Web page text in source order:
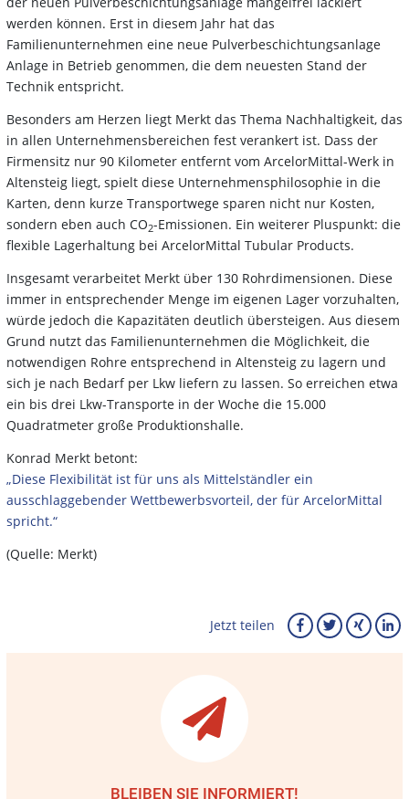
werden können. Erst in diesem Jahr hat das
Familienunternehmen eine neue Pulverbeschichtungsanlage
Anlage in Betrieb genommen, die dem neuesten Stand der
Technik entspricht.
Besonders am Herzen liegt Merkt das Thema Nachhaltigkeit, das
in allen Unternehmensbereichen fest verankert ist. Dass der
Firmensitz nur 90 Kilometer entfernt vom ArcelorMittal-Werk in
Altensteig liegt, spielt diese Unternehmensphilosophie in die
Karten, denn kurze Transportwege sparen nicht nur Kosten,
sondern eben auch CO2-Emissionen. Ein weiterer Pluspunkt: die
flexible Lagerhaltung bei ArcelorMittal Tubular Products.
Insgesamt verarbeitet Merkt über 130 Rohrdimensionen. Diese
immer in entsprechender Menge im eigenen Lager vorzuhalten,
würde jedoch die Kapazitäten deutlich übersteigen. Aus diesem
Grund nutzt das Familienunternehmen die Möglichkeit, die
notwendigen Rohre entsprechend in Altensteig zu lagern und
sich je nach Bedarf per Lkw liefern zu lassen. So erreichen etwa
ein bis drei Lkw-Transporte in der Woche die 15.000
Quadratmeter große Produktionshalle.
Konrad Merkt betont:
„Diese Flexibilität ist für uns als Mittelständler ein
ausschlaggebender Wettbewerbsvorteil, der für ArcelorMittal
spricht.“
(Quelle: Merkt)
Jetzt teilen
BLEIBEN SIE INFORMIERT!